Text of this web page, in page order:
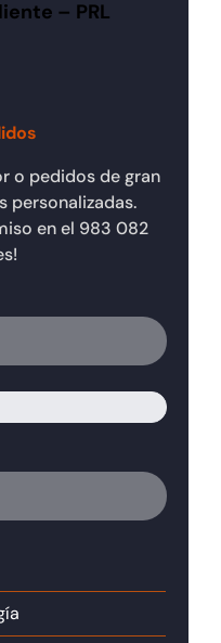
– PRL
o pedidos de gran
personalizadas.
en el 983 082